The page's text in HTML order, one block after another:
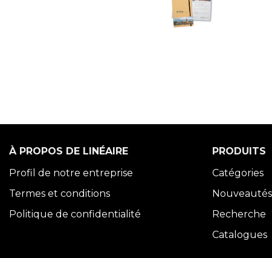
À PROPOS DE LINÉAIRE
Profil de notre entreprise
Termes et conditions
Politique de confidentialité
PRODUITS
Catégories
Nouveautés
Recherche
Catalogues